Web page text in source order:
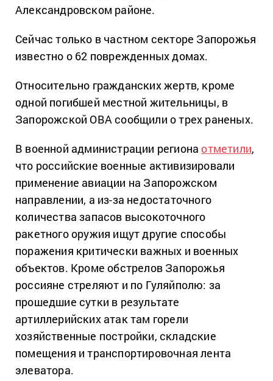
Александровском районе.
Сейчас только в частном секторе Запорожья
известно о 62 поврежденных домах.
Относительно гражданских жертв, кроме
одной погибшей местной жительницы, в
Запорожской ОВА сообщили о трех раненых.
В военной администрации региона отметили,
что российские военные активизировали
применение авиации на Запорожском
направлении, а из-за недостаточного
количества запасов высокоточного
ракетного оружия ищут другие способы
поражения критически важных и военных
объектов. Кроме обстрелов Запорожья
россияне стреляют и по Гуляйполю: за
прошедшие сутки в результате
артиллерийских атак там горели
хозяйственные постройки, складские
помещения и транспортировочная лента
элеватора.